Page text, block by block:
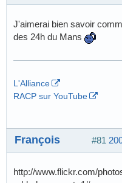
J'aimerai bien savoir
des 24h du Mans
L'Alliance
RACP sur YouTube
#81
François
http://www.flickr.com/